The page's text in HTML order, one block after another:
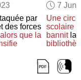
par
des forces
alors que la
7
Une
scolaire
bannitla